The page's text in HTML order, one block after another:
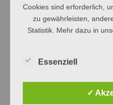
Folge 5:
Vorbilder finden
gesellschaftlichen
Cookies sind erforderlich,
zu gewährleisten,
Statistik. Mehr dazu in
Essenziell
✓